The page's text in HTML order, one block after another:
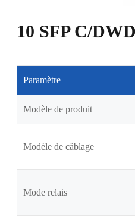
10 SFP C/
Paramètre
Modèle de produit
Modèle de câblage
Mode relais